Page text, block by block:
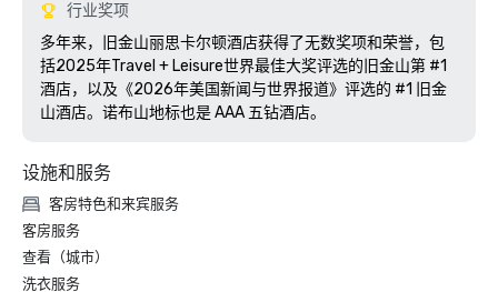
行业奖项
多年来，旧金山丽思卡尔顿酒店获得了无数奖项和荣誉，包
括2025年Travel + Leisure世界最佳大奖评选的旧金山第 #1
酒店，以及《2026年美国新闻与世界报道》评选的 #1 旧金
设施和服务
客房特色和来宾服务
客房服务
查看（城市）
洗衣服务